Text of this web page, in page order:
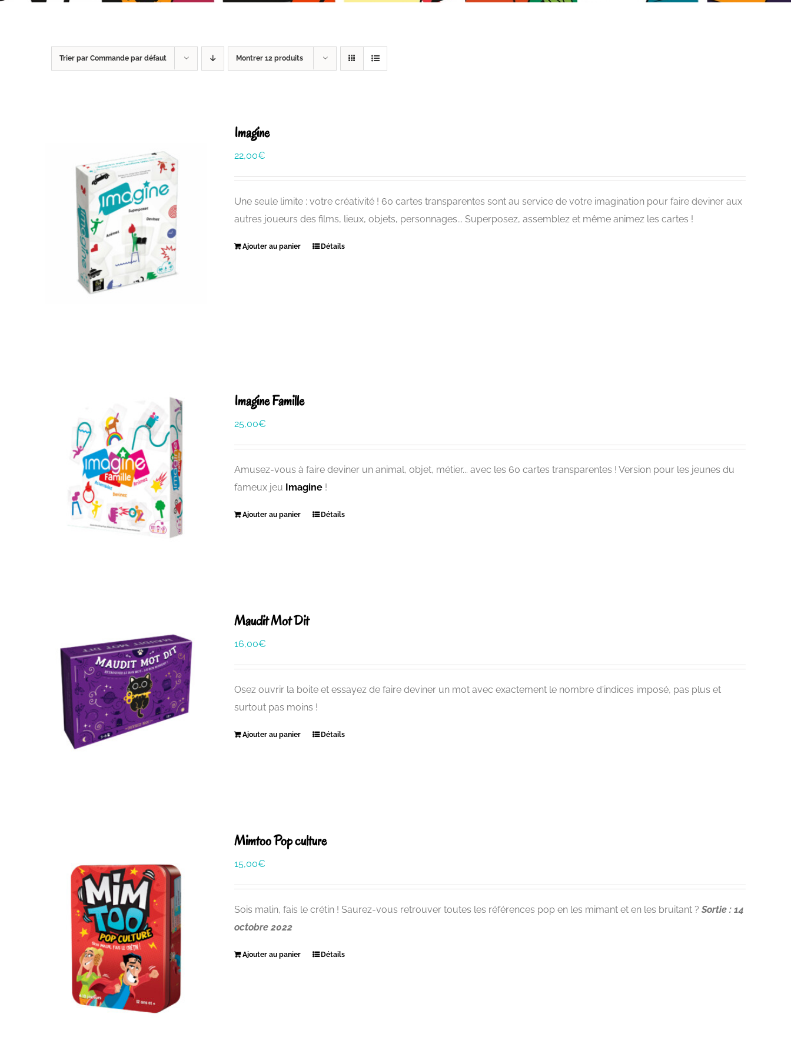
Trier par Commande par défaut Montrer 12 produits
Imagine
22,00€
Une seule limite : votre créativité ! 60 cartes transparentes sont au service de votre imagination pour faire deviner aux
autres joueurs des films, lieux, objets, personnages... Superposez, assemblez et même animez les cartes !
Ajouter au panier Détails
Imagine Famille
25,00€
Amusez-vous à faire deviner un animal, objet, métier... avec les 60 cartes transparentes ! Version pour les jeunes du
fameux jeu Imagine !
Ajouter au panier Détails
Maudit Mot Dit
16,00€
Osez ouvrir la boite et essayez de faire deviner un mot avec exactement le nombre d'indices imposé, pas plus et
surtout pas moins !
Ajouter au panier Détails
Mimtoo Pop culture
15,00€
Sois malin, fais le crétin ! Saurez-vous retrouver toutes les références pop en les mimant et en les bruitant ?Sortie : 14
octobre 2022
Ajouter au panier Détails